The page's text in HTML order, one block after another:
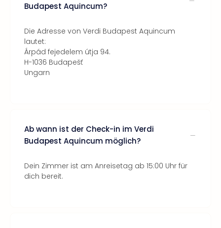
Budapest Aquincum?
Die Adresse von Verdi Budapest Aquincum
lautet:
Árpád fejedelem útja 94.
H-1036 Budapešť
Ungarn
Ab wann ist der Check-in im Verdi
Budapest Aquincum möglich?
Dein Zimmer ist am Anreisetag ab 15:00 Uhr für
dich bereit.